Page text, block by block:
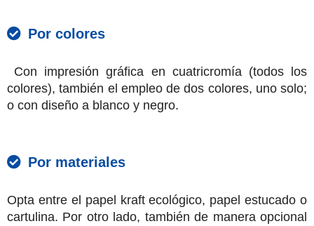
Por colores
Con impresión gráfica en cuatricromía (todos los
colores), también el empleo de dos colores, uno solo;
o con diseño a blanco y negro.
Por materiales
Opta entre el papel kraft ecológico, papel estucado o
cartulina. Por otro lado, también de manera opcional